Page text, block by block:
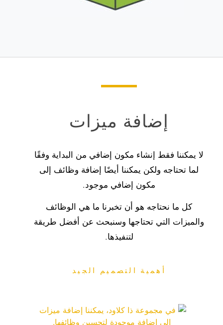
إضافة ميزات
لا يمكننا فقط إنشاء مكون إضافي من البداية وفقًا
لما تحتاجه ولكن يمكننا أيضًا إضافة وظائف إلى
مكون إضافي موجود.
كل ما نحتاجه هو أن تخبرنا ما هي الوظائف
والميزات التي تحتاجها وسنبحث عن أفضل طريقة
لتنفيذها.
أهمية التصميم الجيد